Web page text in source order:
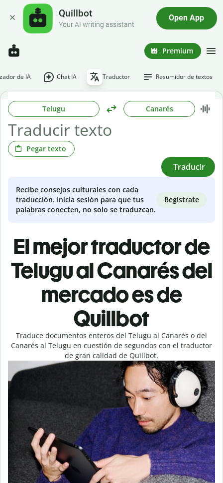
Quillbot
Your AI writing assistant
Open App
Premium
de IA Chat IA Traductor Resumidor de textos
Telugu Canarés
Pegar texto
Traducir
Recibe consejos culturales con cada
traducción. Inicia sesión para que tus
palabras conecten, no solo se traduzcan.
Regístrate
El mejor traductor de
Telugu al Canarés del
mercado es de
Quillbot
Traduce documentos enteros del Telugu al Canarés o del
Canarés al Telugu en cuestión de segundos con el traductor
de gran calidad de Quillbot.